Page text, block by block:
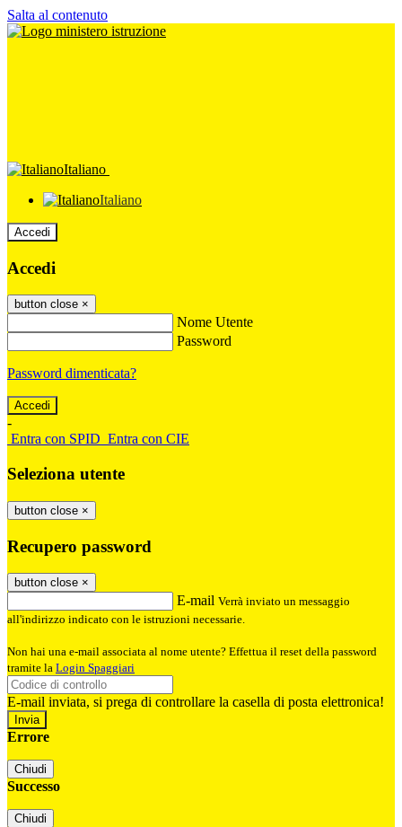
Salta al contenuto
Italiano
Italiano
Accedi
Accedi
button close ×
Nome Utente
Password
Password dimenticata?
-
Entra con SPID Entra con CIE
Seleziona utente
button close ×
Recupero password
button close ×
E-mail Verrà inviato un messaggio
all'indirizzo indicato con le istruzioni necessarie.
Non hai una e-mail associata al nome utente? Effettua il reset della password
tramite la Login Spaggiari
E-mail inviata, si prega di controllare la casella di posta elettronica!
Errore
Chiudi
Successo
Chiudi